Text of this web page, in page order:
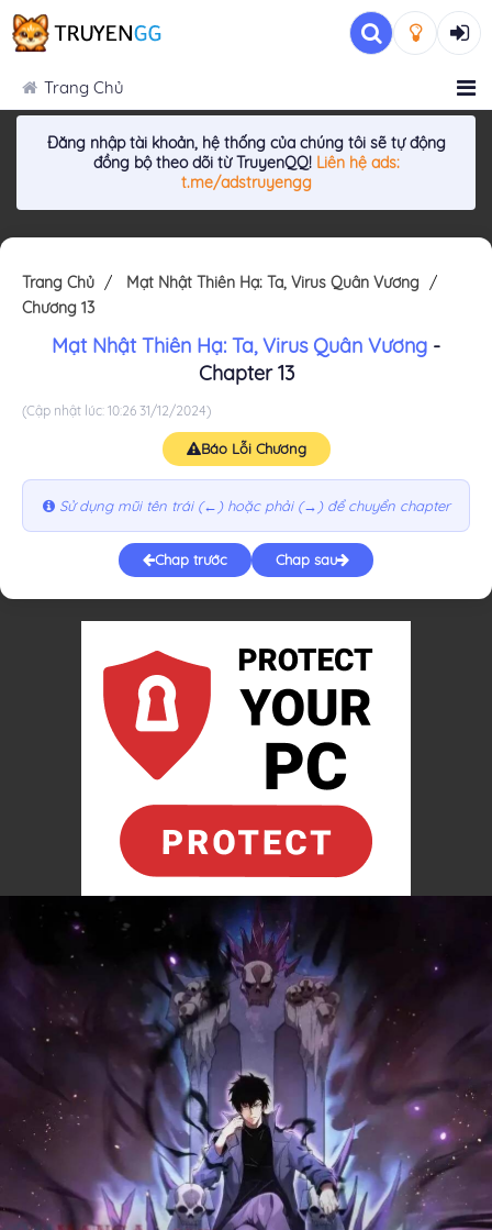
Trang Chủ
Đăng nhập tài khoản, hệ thống của chúng tôi sẽ tự động
đồng bộ theo dõi từ TruyenQQ! Liên hệ ads:
t.me/adstruyengg
Trang Chủ
Mạt Nhật Thiên Hạ: Ta, Virus Quân Vương
Chương 13
Mạt Nhật Thiên Hạ: Ta, Virus Quân Vương -
Chapter 13
(Cập nhật lúc: 10:26 31/12/2024)
Báo Lỗi Chương
Sử dụng mũi tên trái (←) hoặc phải (→) để chuyển chapter
Chap trước Chap sau